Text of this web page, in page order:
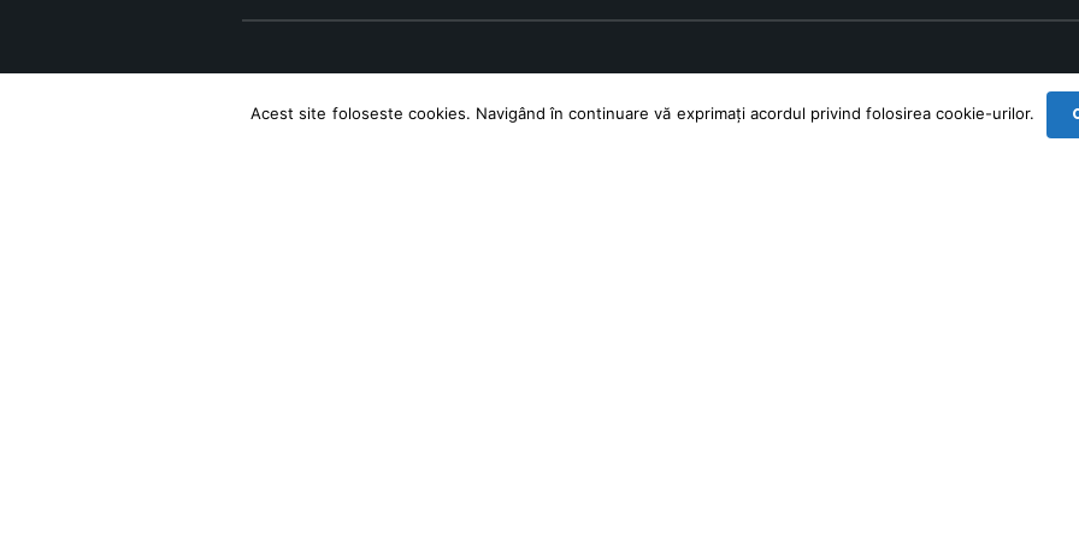
Acest site foloseste cookies. Navigând în continuare vă exprimați acordul privind folosirea cookie-urilor.